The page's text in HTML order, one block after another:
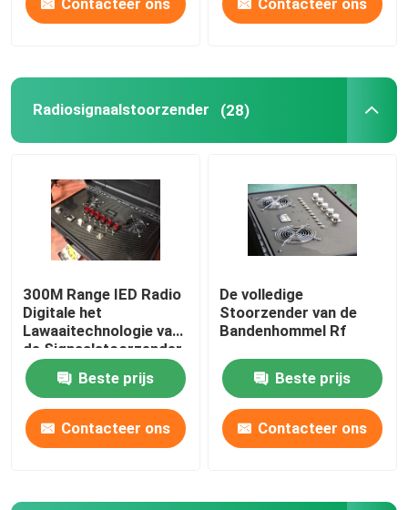
Contacteer ons Contacteer ons
Radiosignaalstoorzender (28)
300M Range IED Radio
Digitale het
Lawaaitechnologie van
de Signaalstoorzender
20-500Mhz
Beste prijs
Contacteer ons
De volledige
Stoorzender van de
Bandenhommel Rf
Beste prijs
Contacteer ons